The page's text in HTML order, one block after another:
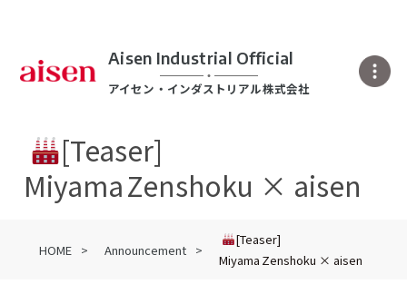
Aisen Industrial Official
アイセン・インダストリアル株式会社
[Teaser]
Miyama Zenshoku × aisen
HOME Announcement
[Teaser]
Miyama Zenshoku × aisen